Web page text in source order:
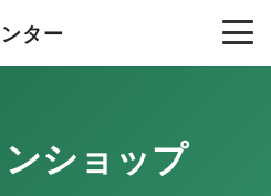
ター
ショップ